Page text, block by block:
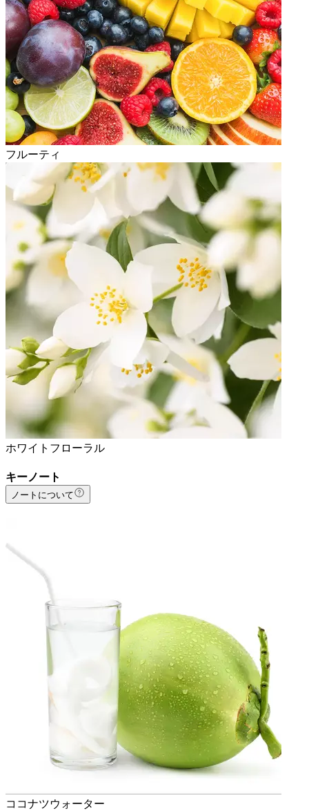
フルーティ
ホワイトフローラル
キーノート
ノートについて
ココナツウォーター